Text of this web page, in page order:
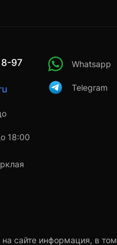
97
18:00
Whatsapp
Telegram
сайте информация, в